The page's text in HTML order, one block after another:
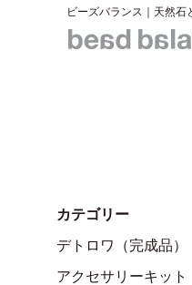
ビーズバランス｜天然
カテゴリー
デトロワ（完成品）
アクセサリーキット